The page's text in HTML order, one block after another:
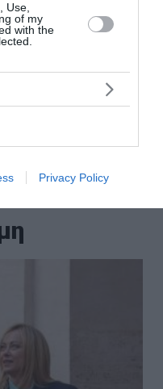
Use,
of my
with the
Privacy Policy
δεκαετίας η
για την Ενιαία
για τους αγρότες
– Αύξηση 28,4% μέσα σε